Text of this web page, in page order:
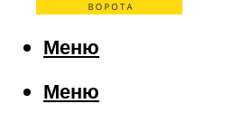
Меню
Меню